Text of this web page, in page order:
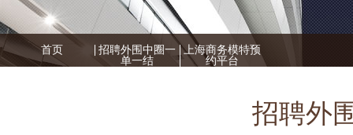
首页
招聘外围中圈一
单一结
上海商务模特预
约平台
招聘外